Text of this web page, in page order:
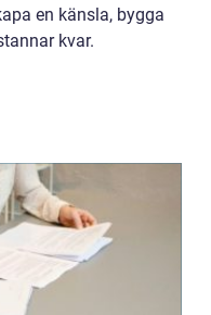
en känsla, bygga
kvar.